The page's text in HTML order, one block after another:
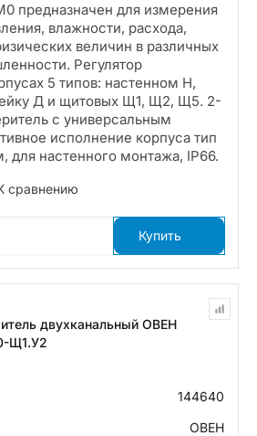
предназначен для измерения
влажности, расхода,
величин в различных
Регулятор
5 типов: настенном Н,
Д и щитовых Щ1, Щ2, Щ5. 2-
с универсальным
исполнение корпуса тип
для настенного монтажа, IP66.
сравнению
Купить
двухканальный ОВЕН
Щ1.У2
144640
ОВЕН